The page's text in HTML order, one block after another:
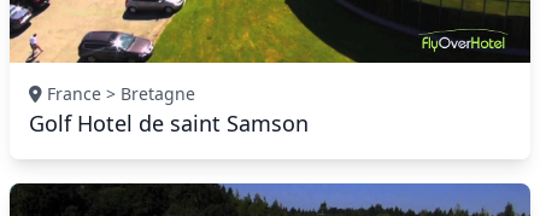
France > Bretagne
Golf Hotel de saint Samson